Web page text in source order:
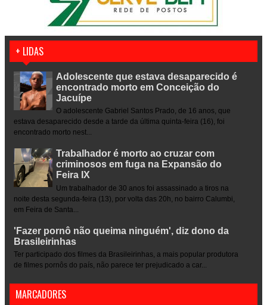
+ LIDAS
Adolescente que estava desaparecido é
encontrado morto em Conceição do
Jacuípe
O adolescente Gabriel Santos Prado, de 16 anos, que
estava desaparecido desde a tarde da última quinta-feira (16), foi
encontrado morto nest...
Trabalhador é morto ao cruzar com
criminosos em fuga na Expansão do
Feira IX
Um trabalhador de 30 anos foi assassinado a tiros na
noite desta segunda-feira (13), por volta das 20h, no bairro Calumbi,
em Feira de Santa...
'Fazer pornô não queima ninguém', diz dono da
Brasileirinhas
Ter participado dos filmes da Brasileirinhas, a mais popular produtora
de filmes pornôs do país, não parece ter prejudicado a car...
MARCADORES